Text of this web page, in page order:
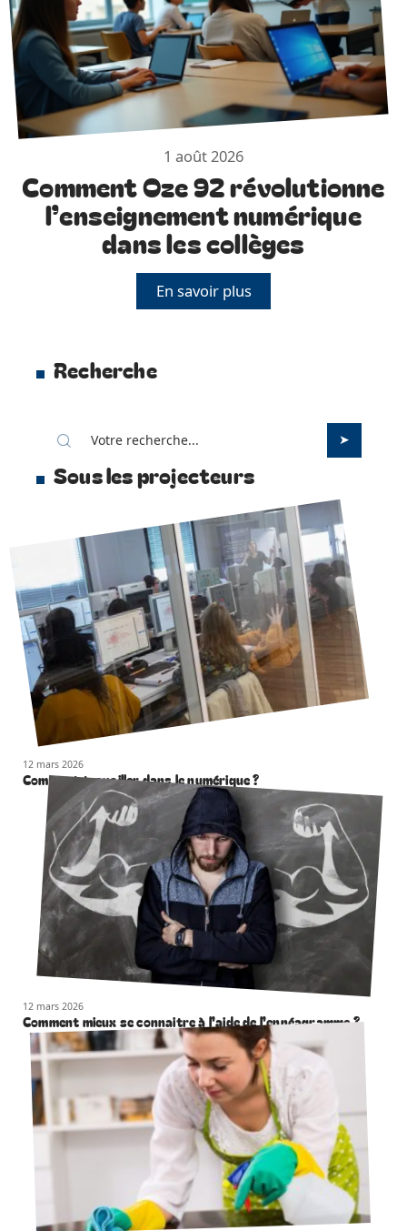
1 août 2026
Comment Oze 92 révolutionne
l’enseignement numérique
dans les collèges
En savoir plus
Recherche
Sous les projecteurs
12 mars 2026
Comment travailler dans le numérique ?
12 mars 2026
Comment mieux se connaitre à l’aide de l’ennéagramme ?